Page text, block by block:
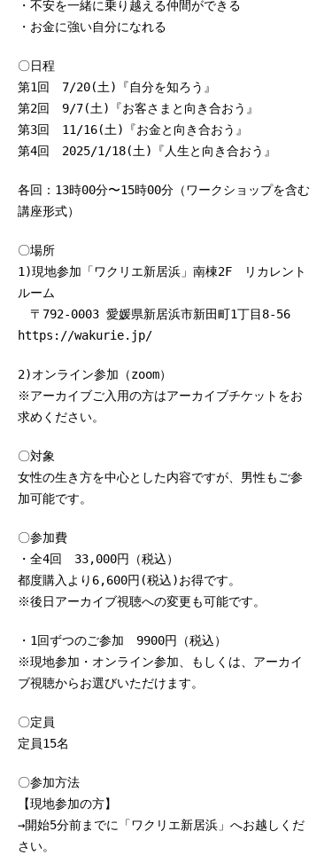
・不安を一緒に乗り越える仲間ができる
・お金に強い自分になれる
〇日程
第1回 7/20(土)『自分を知ろう』
第2回 9/7(土)『お客さまと向き合おう』
第3回 11/16(土)『お金と向き合おう』
第4回 2025/1/18(土)『人生と向き合おう』
各回：13時00分〜15時00分（ワークショップを含む
講座形式）
〇場所
1)現地参加「ワクリエ新居浜」南棟2F リカレント
ルーム
〒792-0003 愛媛県新居浜市新田町1丁目8-56
https://wakurie.jp/
2)オンライン参加（zoom）
※アーカイブご入用の方はアーカイブチケットをお
求めください。
〇対象
女性の生き方を中心とした内容ですが、男性もご参
加可能です。
〇参加費
・全4回 33,000円（税込）
都度購入より6,600円(税込)お得です。
※後日アーカイブ視聴への変更も可能です。
・1回ずつのご参加 9900円（税込）
※現地参加・オンライン参加、もしくは、アーカイ
ブ視聴からお選びいただけます。
〇定員
定員15名
〇参加方法
【現地参加の方】
→開始5分前までに「ワクリエ新居浜」へお越しくだ
さい。